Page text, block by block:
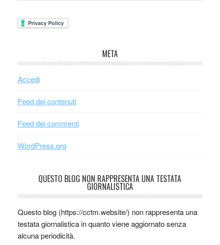
META
Accedi
Feed dei contenuti
Feed dei commenti
WordPress.org
QUESTO BLOG NON RAPPRESENTA UNA TESTATA
GIORNALISTICA
Questo blog (https://cctm.website/) non rappresenta una
testata giornalistica in quanto viene aggiornato senza
alcuna periodicità.